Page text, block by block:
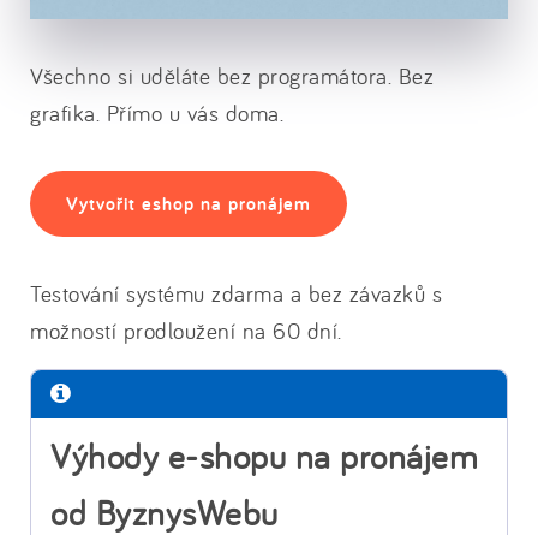
Všechno si uděláte bez programátora. Bez
grafika. Přímo u vás doma.
Vytvořit eshop na pronájem
Testování systému zdarma a bez závazků s
možností prodloužení na 60 dní.
Výhody e-shopu na pronájem
od ByznysWebu